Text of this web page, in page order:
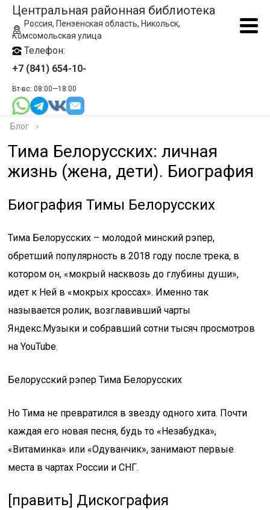
Центральная районная библиотека
Россия, Пензенская область, Никольск,
Комсомольская улица
Телефон:
+7 (841) 654-10-
Вт-вс: 08:00—18:00
Блог ›
Тима Белорусских: личная
жизнь (жена, дети). Биография
Биография Тимы Белорусских
Тима Белорусских – молодой минский рэпер,
обретший популярность в 2018 году после трека, в
котором он, «мокрый насквозь до глубины души»,
идет к Ней в «мокрых кроссах». Именно так
называется ролик, возглавивший чарты
Яндекс.Музыки и собравший сотни тысяч просмотров
на YouTube.
Белорусский рэпер Тима Белорусских
Но Тима не превратился в звезду одного хита. Почти
каждая его новая песня, будь то «Незабудка»,
«Витаминка» или «Одуванчик», занимают первые
места в чартах России и СНГ.
[править] Дискография